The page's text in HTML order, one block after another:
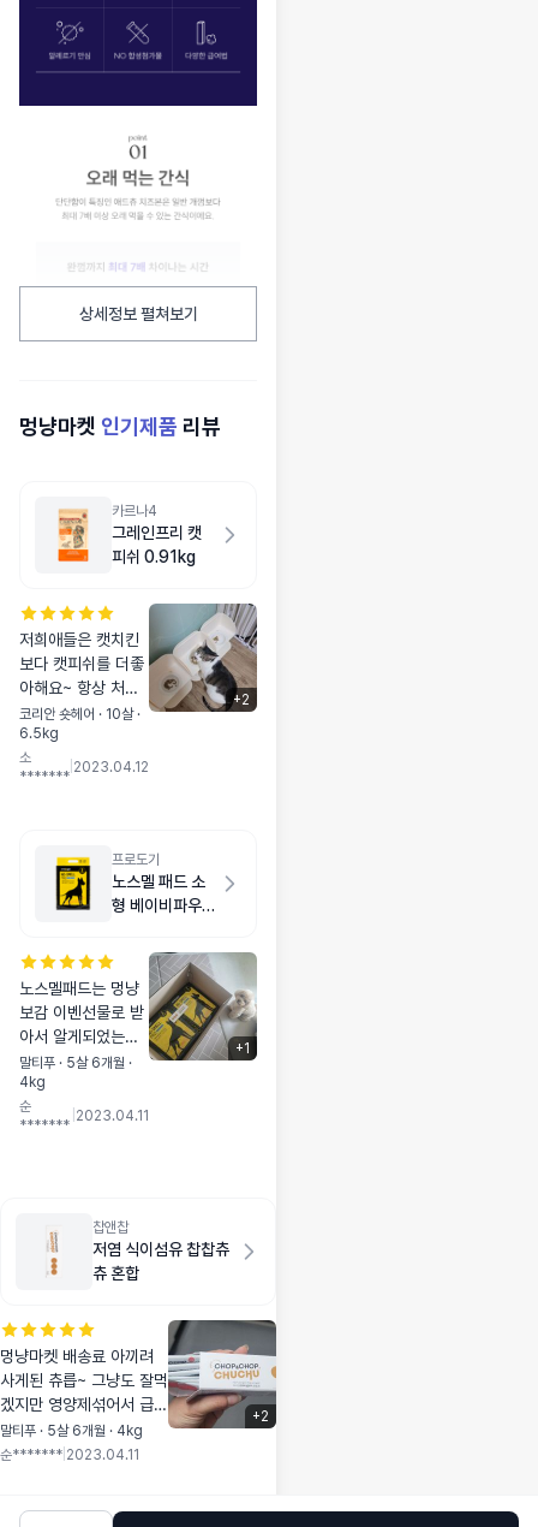
상세정보 펼쳐보기
멍냥마켓 인기제품 리뷰
카르나4
그레인프리 캣
피쉬 0.91kg
저희애들은 캣치킨
보다 캣피쉬를 더좋
아해요~ 항상 처음
먹는것처럼 맛있게
잘먹어주고 사료토
도 이제 거의 안하고
잘먹어서 살이찌는
것같아요.. 밥주는시
간 맞춰서 주는데 더
요. 전에 다른사료는
엄청 오래오래 남겨
두던데.. 저희집 5
냥이에게는 기호성
이 좋아요. 사진은
천천히 아껴먹는 아
이 (주변 남은사료는
입짧은 아이들이 다
이) 삼남매 나란히
먹는즁 그리고 7살
인 두묘르신은 따로
남기면 버리고, 사료
토도 심하게했었는
데 안해서 카르나4
너무좋아요^^
코리안 숏헤어 · 10살 ·
6.5kg
소
*******
2023.04.12
+2
프로도기
노스멜 패드 소
형 베이비파우더
노스멜패드는 멍냥
보감 이벤선물로 받
아서 알게되었는데
요~직접 써보니 흡
수력 대박👍 너무
마음에들어서 멍냥
입해서 더 기분좋은
😄 XL사이즈는 여
행갈때 갖구다니는
말티푸 · 5살 6개월 ·
4kg
순
*******
2023.04.11
+1
찹앤찹
저염 식이섬유 찹찹츄
츄 혼합
멍냥마켓 배송료 아끼려
사게된 츄릅~ 그냥도 잘먹
겠지만 영양제섞어서 급여
했어요😄 3가지 맛으로 2
개씩 총6봉들어있네요~!!
말티푸 · 5살 6개월 · 4kg
순******* 2023.04.11
+2